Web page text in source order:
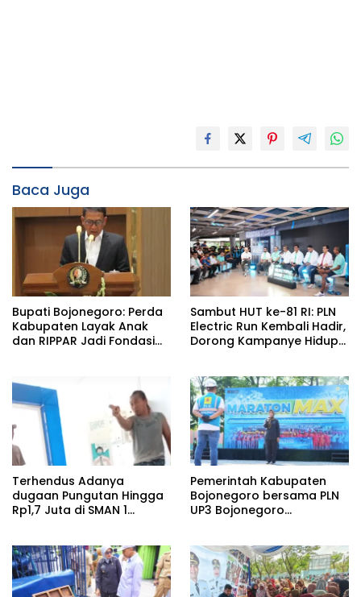
Baca Juga
Bupati Bojonegoro: Perda
Kabupaten Layak Anak
dan RIPPAR Jadi Fondasi
Sambut HUT ke-81 RI: PLN
Electric Run Kembali Hadir,
Dorong Kampanye Hidup
Terhendus Adanya
dugaan Pungutan Hingga
Rp1,7 Juta di SMAN 1
Saat Konfirmasi
Pemerintah Kabupaten
Bojonegoro bersama PLN
UP3 Bojonegoro